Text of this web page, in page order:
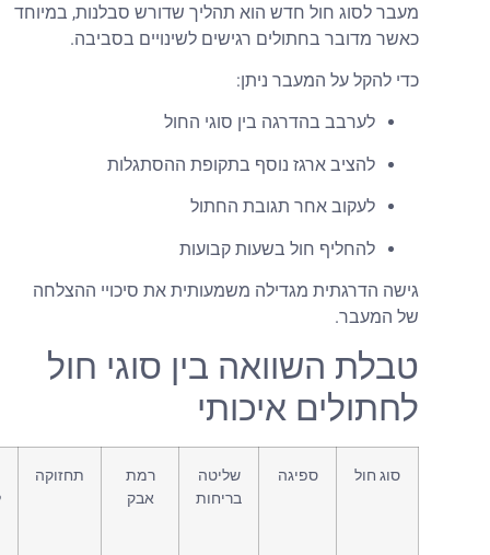
מעבר לסוג חול חדש הוא תהליך שדורש סבלנות, במיוחד
כאשר מדובר בחתולים רגישים לשינויים בסביבה.
כדי להקל על המעבר ניתן:
לערבב בהדרגה בין סוגי החול
להציב ארגז נוסף בתקופת ההסתגלות
לעקוב אחר תגובת החתול
להחליף חול בשעות קבועות
גישה הדרגתית מגדילה משמעותית את סיכויי ההצלחה
של המעבר.
טבלת השוואה בין סוגי חול
לחתולים איכותי
ספיגה
שליטה
רמת
אבק
תחזוקה
התאמה